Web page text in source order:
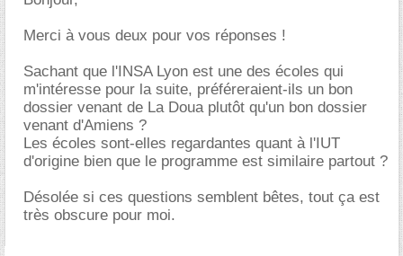
Merci à vous deux pour vos réponses !
Sachant que l'INSA Lyon est une des écoles qui
m'intéresse pour la suite, préféreraient-ils un bon
dossier venant de La Doua plutôt qu'un bon dossier
venant d'Amiens ?
Les écoles sont-elles regardantes quant à l'IUT
d'origine bien que le programme est similaire partout ?
Désolée si ces questions semblent bêtes, tout ça est
très obscure pour moi.